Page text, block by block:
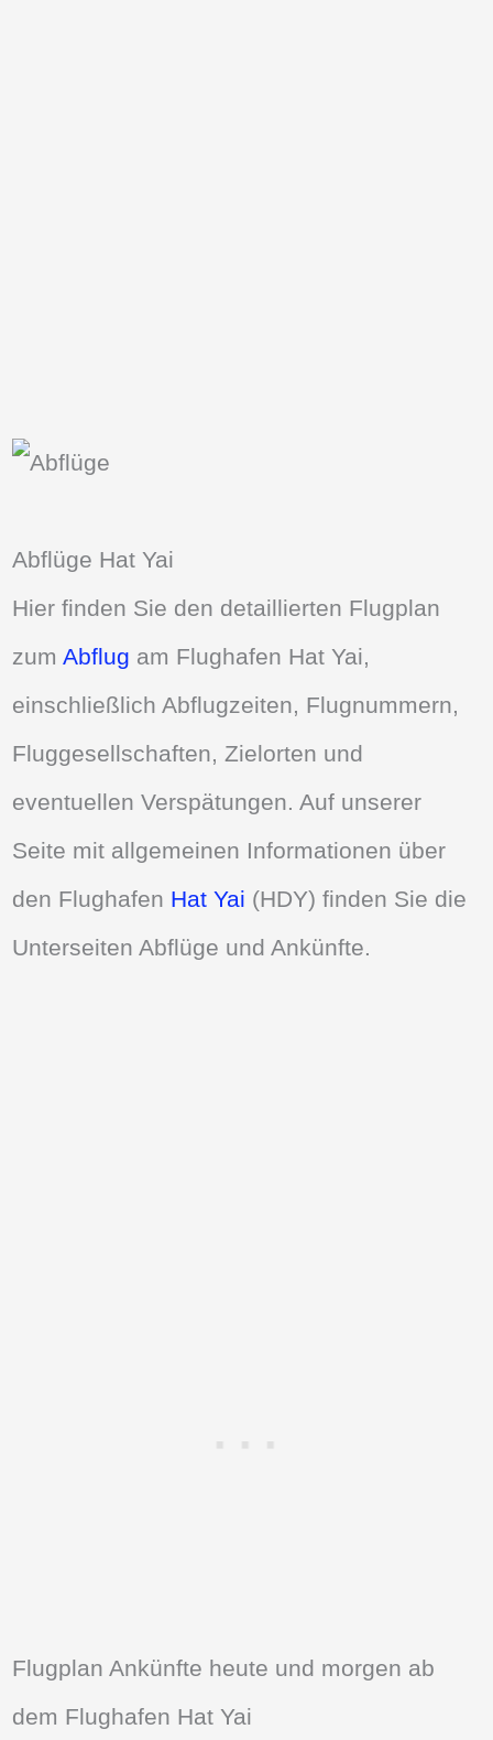
Abflüge Hat Yai
Hier finden Sie den detaillierten Flugplan
zumAbflug am Flughafen Hat Yai,
einschließlich Abflugzeiten, Flugnummern,
Fluggesellschaften, Zielorten und
eventuellen Verspätungen. Auf unserer
Seite mit allgemeinen Informationen über
den Flughafen Hat Yai (HDY) finden Sie die
Unterseiten Abflüge und Ankünfte.
Flugplan Ankünfte heute und morgen ab
dem Flughafen Hat Yai